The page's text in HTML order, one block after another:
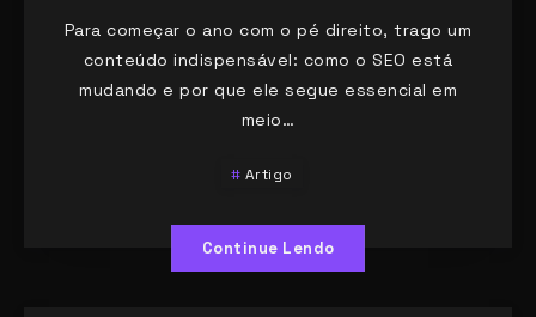
Para começar o ano com o pé direito, trago um
conteúdo indispensável: como o SEO está
mudando e por que ele segue essencial em
meio…
Artigo
Continue Lendo